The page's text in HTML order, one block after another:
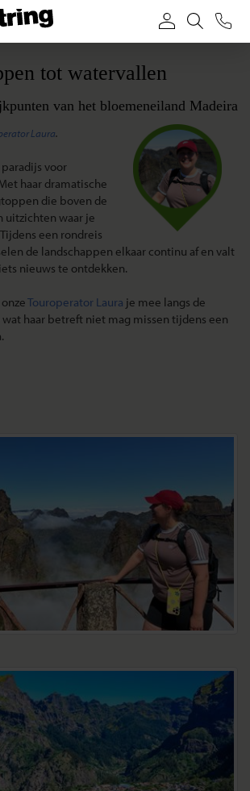
tot watervallen
van het bloemeneiland Madeira
Laura.
voor
haar dramatische
die boven de
uitzichten waar je
een rondreis
de landschappen elkaar continu af en valt
nieuws te ontdekken.
Touroperator Laura je mee langs de
haar betreft niet mag missen tijdens een